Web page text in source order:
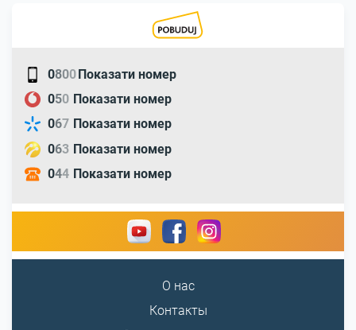
0800Показати номер
050 Показати номер
067 Показати номер
063 Показати номер
044 Показати номер
О нас
Контакты